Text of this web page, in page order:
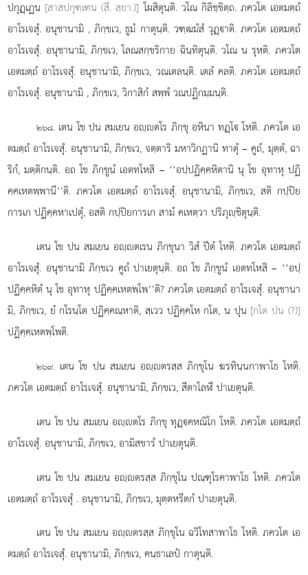
ปกุฏฺเฏน [สาสปกุฑฺเฑน (สี. สฺยา.)] โผสิตุนฺติ. วโณ กิลิชฺชิตฺถ. ภควโต เอตมตฺถํ
อาโรเจสุํ. อนุชานามิ, ภิกฺขเว, ธูมํ กาตุนฺติ. วฑฺฒมํสํ วุฏฺาติ. ภควโต เอตมตฺถํ
อาโรเจสุํ. อนุชานามิ, ภิกฺขเว, โลณสกฺขริกาย ฉินฺทิตุนฺติ. วโณ น รุหติ. ภควโต
เอตมตฺถํ อาโรเจสุํ. อนุชานามิ, ภิกฺขเว, วณเตลนฺติ. เตลํ คลติ. ภควโต เอตมตฺถํ
อาโรเจสุํ. อนุชานามิ, ภิกฺขเว, วิกาสิกํ สพฺพํ วณปฏิกมฺมนฺติ.
๒๖๘. เตน โข ปน สมเยน อฺตโร ภิกฺขุ อหินา ทฏฺโ โหติ. ภควโต เอ
ตมตฺถํ อาโรเจสุํ. อนุชานามิ, ภิกฺขเว, จตฺตาริ มหาวิกฏานิ ทาตุํ – คูถํ, มุตฺตํ, ฉา
ริกํ, มตฺติกนฺติ. อถ โข ภิกฺขูนํ เอตทโหสิ – ‘‘อปฺปฏิคฺคหิตานิ นุ โข อุทาหุ ปฏิ
คฺคเหตพฺพานี’’ติ. ภควโต เอตมตฺถํ อาโรเจสุํ. อนุชานามิ, ภิกฺขเว, สติ กปฺปิย
การเก ปฏิคฺคหาเปตุํ, อสติ กปฺปิยการเก สามํ คเหตฺวา ปริภุฺชิตุนฺติ.
เตนโข ปน สมเยน อฺตเรน ภิกฺขุนา วิสํ ปีตํ โหติ. ภควโต เอตมตฺถํ
อาโรเจสุํ. อนุชานามิ ภิกฺขเว คูถํ ปาเยตุนฺติ. อถ โข ภิกฺขูนํ เอตทโหสิ – ‘‘อปฺ
ปฏิคฺคหิตํ นุ โข อุทาหุ ปฏิคฺคเหตพฺโพ’’ติ? ภควโต เอตมตฺถํ อาโรเจสุํ. อนุชานา
มิ, ภิกฺขเว, ยํ กโรนฺโต ปฏิคฺคณฺหาติ, สฺเวว ปฏิคฺคโห กโต, น ปุน [กโต ปน (?)]
ปฏิคฺคเหตพฺโพติ.
๒๖๙. เตน โข ปน สมเยน อฺตรสฺส ภิกฺขุโน ฆรทินฺนกาพาโธ โหติ.
ภควโต เอตมตฺถํ อาโรเจสุํ. อนุชานามิ, ภิกฺขเว, สีตาโลฬึ ปาเยตุนฺติ.
เตน โข ปน สมเยน อฺตโร ภิกฺขุ ทุฏฺคหณิโก โหติ. ภควโต เอตมตฺถํ
อาโรเจสุํ. อนุชานามิ, ภิกฺขเว, อามิสขารํ ปาเยตุนฺติ.
เตน โข ปน สมเยน อฺตรสฺส ภิกฺขุโน ปณฺฑุโรคาพาโธ โหติ. ภควโต
เอตมตฺถํ อาโรเจสุํ . อนุชานามิ, ภิกฺขเว, มุตฺตหรีตกํ ปาเยตุนฺติ.
เตน โข ปน สมเยน อฺตรสฺส ภิกฺขุโน ฉวิโทสาพาโธ โหติ. ภควโต เอ
ตมตฺถํ อาโรเจสุํ. อนุชานามิ, ภิกฺขเว, คนฺธาเลปํ กาตุนฺติ.